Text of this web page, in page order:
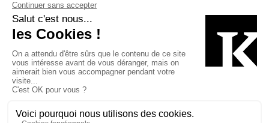
Page Facebook de Kollectif
Page Instagram de Kollectif
Page Linkedin de Kollectif
Bâtiment-Durable-Québec-1
Esquisses-1
MP-1 v2com-1